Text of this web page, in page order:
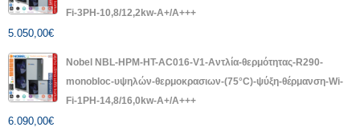
Fi-3PH-10,8/12,2kw-A+/A+++
5.050,00€
Nobel NBL-HPM-HT-AC016-V1-Αντλία-θερμότητας-R290-
monobloc-υψηλών-θερμοκρασιων-(75°C)-ψύξη-θέρμανση-Wi-
Fi-1PH-14,8/16,0kw-A+/A+++
6.090,00€